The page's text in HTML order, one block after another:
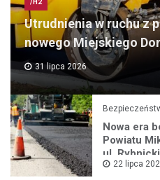
/H2
Utrudnienia w ruchu z
nowego Miejskiego
31 lipca 2026
Nowa era
Powiatu
ul.
22 lipca